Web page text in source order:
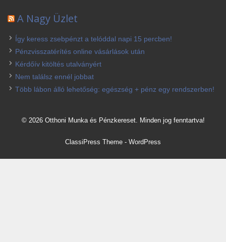
A Nagy Üzlet
Így keress zsebpénzt a telóddal napi 15 percben!
Pénzvisszatérítés online vásárlások után
Kérdőív kitöltés utalványért
Nem találsz ennél jobbat
Több lábon álló lehetőség: egészség + pénz egy rendszerben!
© 2026 Otthoni Munka és Pénzkereset. Minden jog fenntartva!
ClassiPress Theme - WordPress